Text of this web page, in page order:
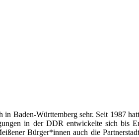
Baden-Württemberg sehr. Seit 1987
in der DDR entwickelte sich bis
Bürger*innen auch die